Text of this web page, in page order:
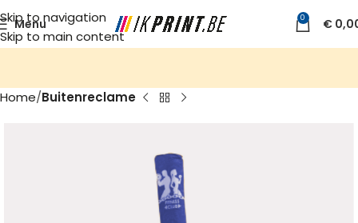
Skip to navigation
Skip to main content
Menu 0 €
Home Buitenreclame